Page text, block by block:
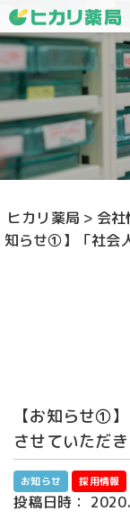
ヒカリ薬局 > 会社
知らせ①】「社会
【お知らせ①
させていただき
お知らせ 採用情報
投稿日時：